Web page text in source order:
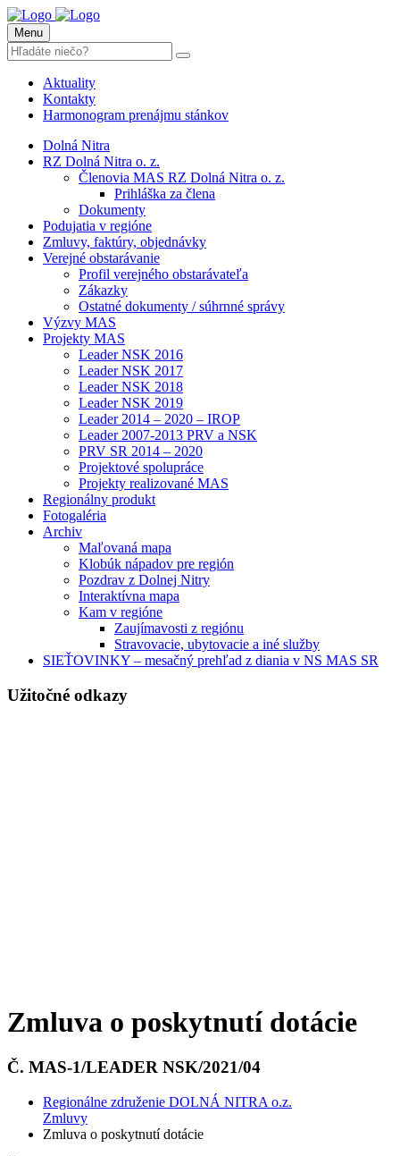
Menu
Aktuality
Kontakty
Harmonogram prenájmu stánkov
Dolná Nitra
RZ Dolná Nitra o. z.
Členovia MAS RZ Dolná Nitra o. z.
Prihláška za člena
Dokumenty
Podujatia v regióne
Zmluvy, faktúry, objednávky
Verejné obstarávanie
Profil verejného obstarávateľa
Zákazky
Ostatné dokumenty / súhrnné správy
Výzvy MAS
Projekty MAS
Leader NSK 2016
Leader NSK 2017
Leader NSK 2018
Leader NSK 2019
Leader 2014 – 2020 – IROP
Leader 2007-2013 PRV a NSK
PRV SR 2014 – 2020
Projektové spolupráce
Projekty realizované MAS
Regionálny produkt
Fotogaléria
Archiv
Maľovaná mapa
Klobúk nápadov pre región
Pozdrav z Dolnej Nitry
Interaktívna mapa
Kam v regióne
Zaujímavosti z regiónu
Stravovacie, ubytovacie a iné služby
SIEŤOVINKY – mesačný prehľad z diania v NS MAS SR
Užitočné odkazy
Zmluva o poskytnutí dotácie
Č. MAS-1/LEADER NSK/2021/04
Regionálne združenie DOLNÁ NITRA o.z.
Zmluvy
Zmluva o poskytnutí dotácie